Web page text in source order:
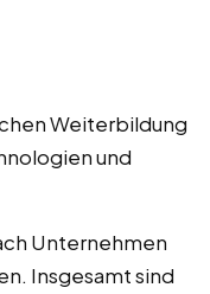
Weiterbildung
und
Unternehmen
Insgesamt sind